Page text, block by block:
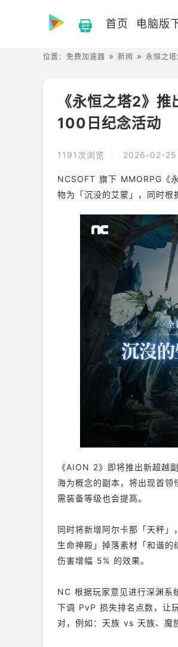
首页 电脑版
位置： 免费加速器 新闻 永恒之塔
《永恒之塔2》
100日纪念活动
1191次浏览 2026-02-
NCSOFT 旗下 MMORPG《
物为「沉没的艾蒙」，同时根
《AION 2》即将推出新超越
海为概念的副本，将出现首
需装备等级也会提高。
同时将新增阿尔卡那「天秤
生命神殿」掉落素材「和谐
伤害增幅 5% 的效果。
NC 根据玩家意见进行深渊系
下调 PvP 损失排名点数，让
对，例如：天族 vs 天族、魔